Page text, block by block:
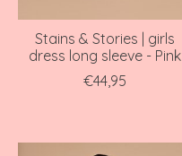
Stains & Stories | girls
dress long sleeve - Pink
€44,95